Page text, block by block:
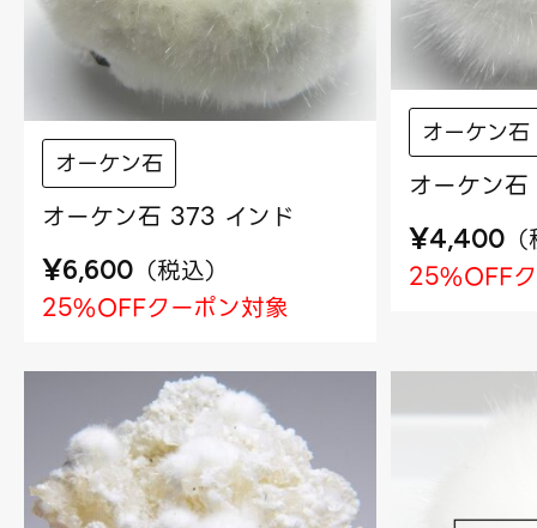
オーケン石
オーケン石 373 インド
¥6,600 （税込）
25%OFFクーポン対象
オーケン石
オーケン
¥4,400 （
25%OFF